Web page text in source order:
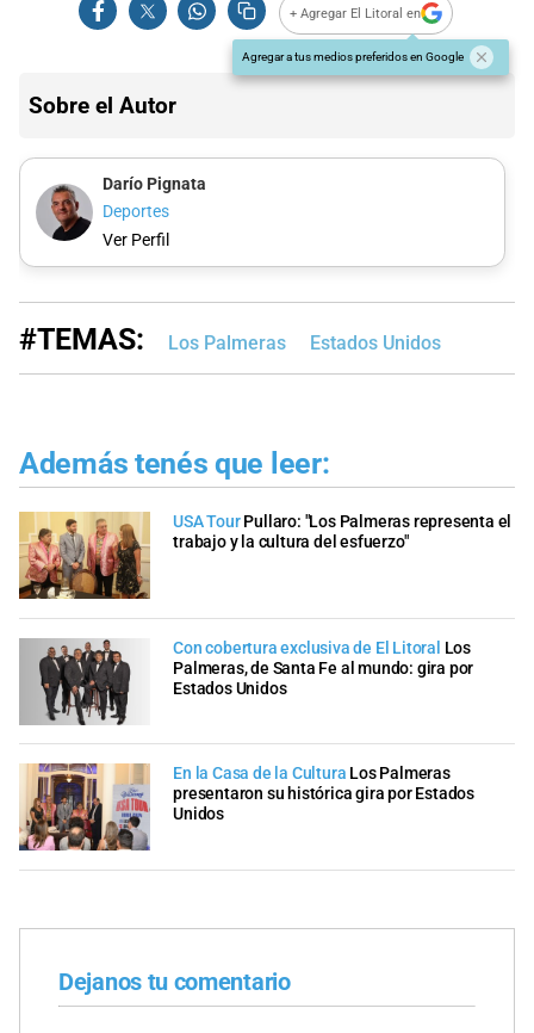
+ Agregar El Litoral en
Agregar a tus medios preferidos en Google
Sobre el Autor
Darío Pignata
Deportes
Ver Perfil
#TEMAS: Los Palmeras Estados Unidos
Además tenés que leer:
USA Tour Pullaro: "Los Palmeras representa el
trabajo y la cultura del esfuerzo"
Con cobertura exclusiva de El Litoral Los
Palmeras, de Santa Fe al mundo: gira por
Estados Unidos
En la Casa de la Cultura Los Palmeras
presentaron su histórica gira por Estados
Unidos
Dejanos tu comentario